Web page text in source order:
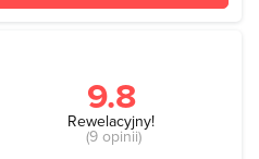
9.8
Rewelacyjny!
(9 opinii)